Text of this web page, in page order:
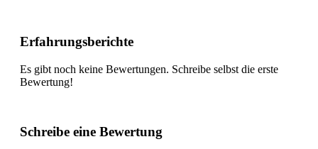
Erfahrungsberichte
Es gibt noch keine Bewertungen. Schreibe selbst die erste
Bewertung!
Schreibe eine Bewertung